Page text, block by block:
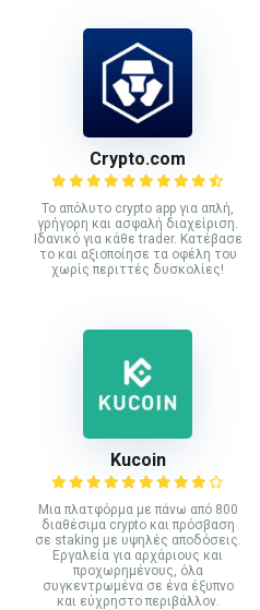
Crypto.com
Το απόλυτο crypto app για απλή,
γρήγορη και ασφαλή διαχείριση.
Ιδανικό για κάθε trader. Κατέβασε
το και αξιοποίησε τα οφέλη του
χωρίς περιττές δυσκολίες!
Kucoin
Mια πλατφόρμα με πάνω από 800
διαθέσιμα crypto και πρόσβαση
σε staking με υψηλές αποδόσεις.
Εργαλεία για αρχάριους και
προχωρημένους, όλα
συγκεντρωμένα σε ένα έξυπνο
και εύχρηστο περιβάλλον.